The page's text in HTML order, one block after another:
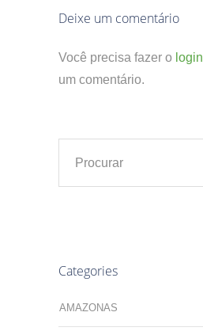
Deixe um comentário
Você precisa fazer o login
um comentário.
Categories
AMAZONAS